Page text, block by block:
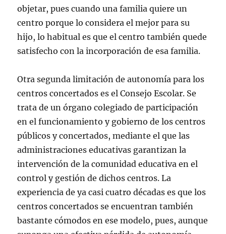
objetar, pues cuando una familia quiere un
centro porque lo considera el mejor para su
hijo, lo habitual es que el centro también quede
satisfecho con la incorporación de esa familia.
Otra segunda limitación de autonomía para los
centros concertados es el Consejo Escolar. Se
trata de un órgano colegiado de participación
en el funcionamiento y gobierno de los centros
públicos y concertados, mediante el que las
administraciones educativas garantizan la
intervención de la comunidad educativa en el
control y gestión de dichos centros. La
experiencia de ya casi cuatro décadas es que los
centros concertados se encuentran también
bastante cómodos en ese modelo, pues, aunque